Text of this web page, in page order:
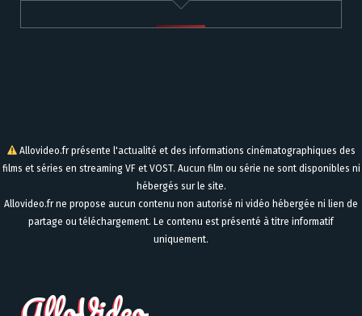
Allovideo.fr présente l'actualité et des informations cinématographiques des
films et séries en streaming VF et VOST. Aucun film ou série ne sont disponibles ni
hébergés sur le site.
Allovideo.fr ne propose aucun contenu non autorisé ni vidéo hébergée ni lien de
partage ou téléchargement. Le contenu est présenté à titre informatif
uniquement.